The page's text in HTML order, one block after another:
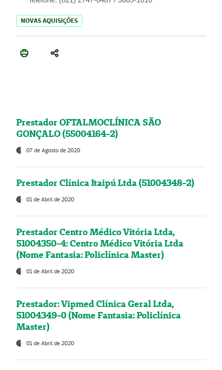
NOVAS AQUISIÇÕES
Prestador OFTALMOCLÍNICA SÃO
GONÇALO (55004164-2)
07 de Agosto de 2020
Prestador Clínica Itaipú Ltda (51004348-2)
01 de Abril de 2020
Prestador Centro Médico Vitória Ltda,
51004350-4: Centro Médico Vitória Ltda
(Nome Fantasia: Policlínica Master)
01 de Abril de 2020
Prestador: Vipmed Clínica Geral Ltda,
51004349-0 (Nome Fantasia: Policlínica
Master)
01 de Abril de 2020